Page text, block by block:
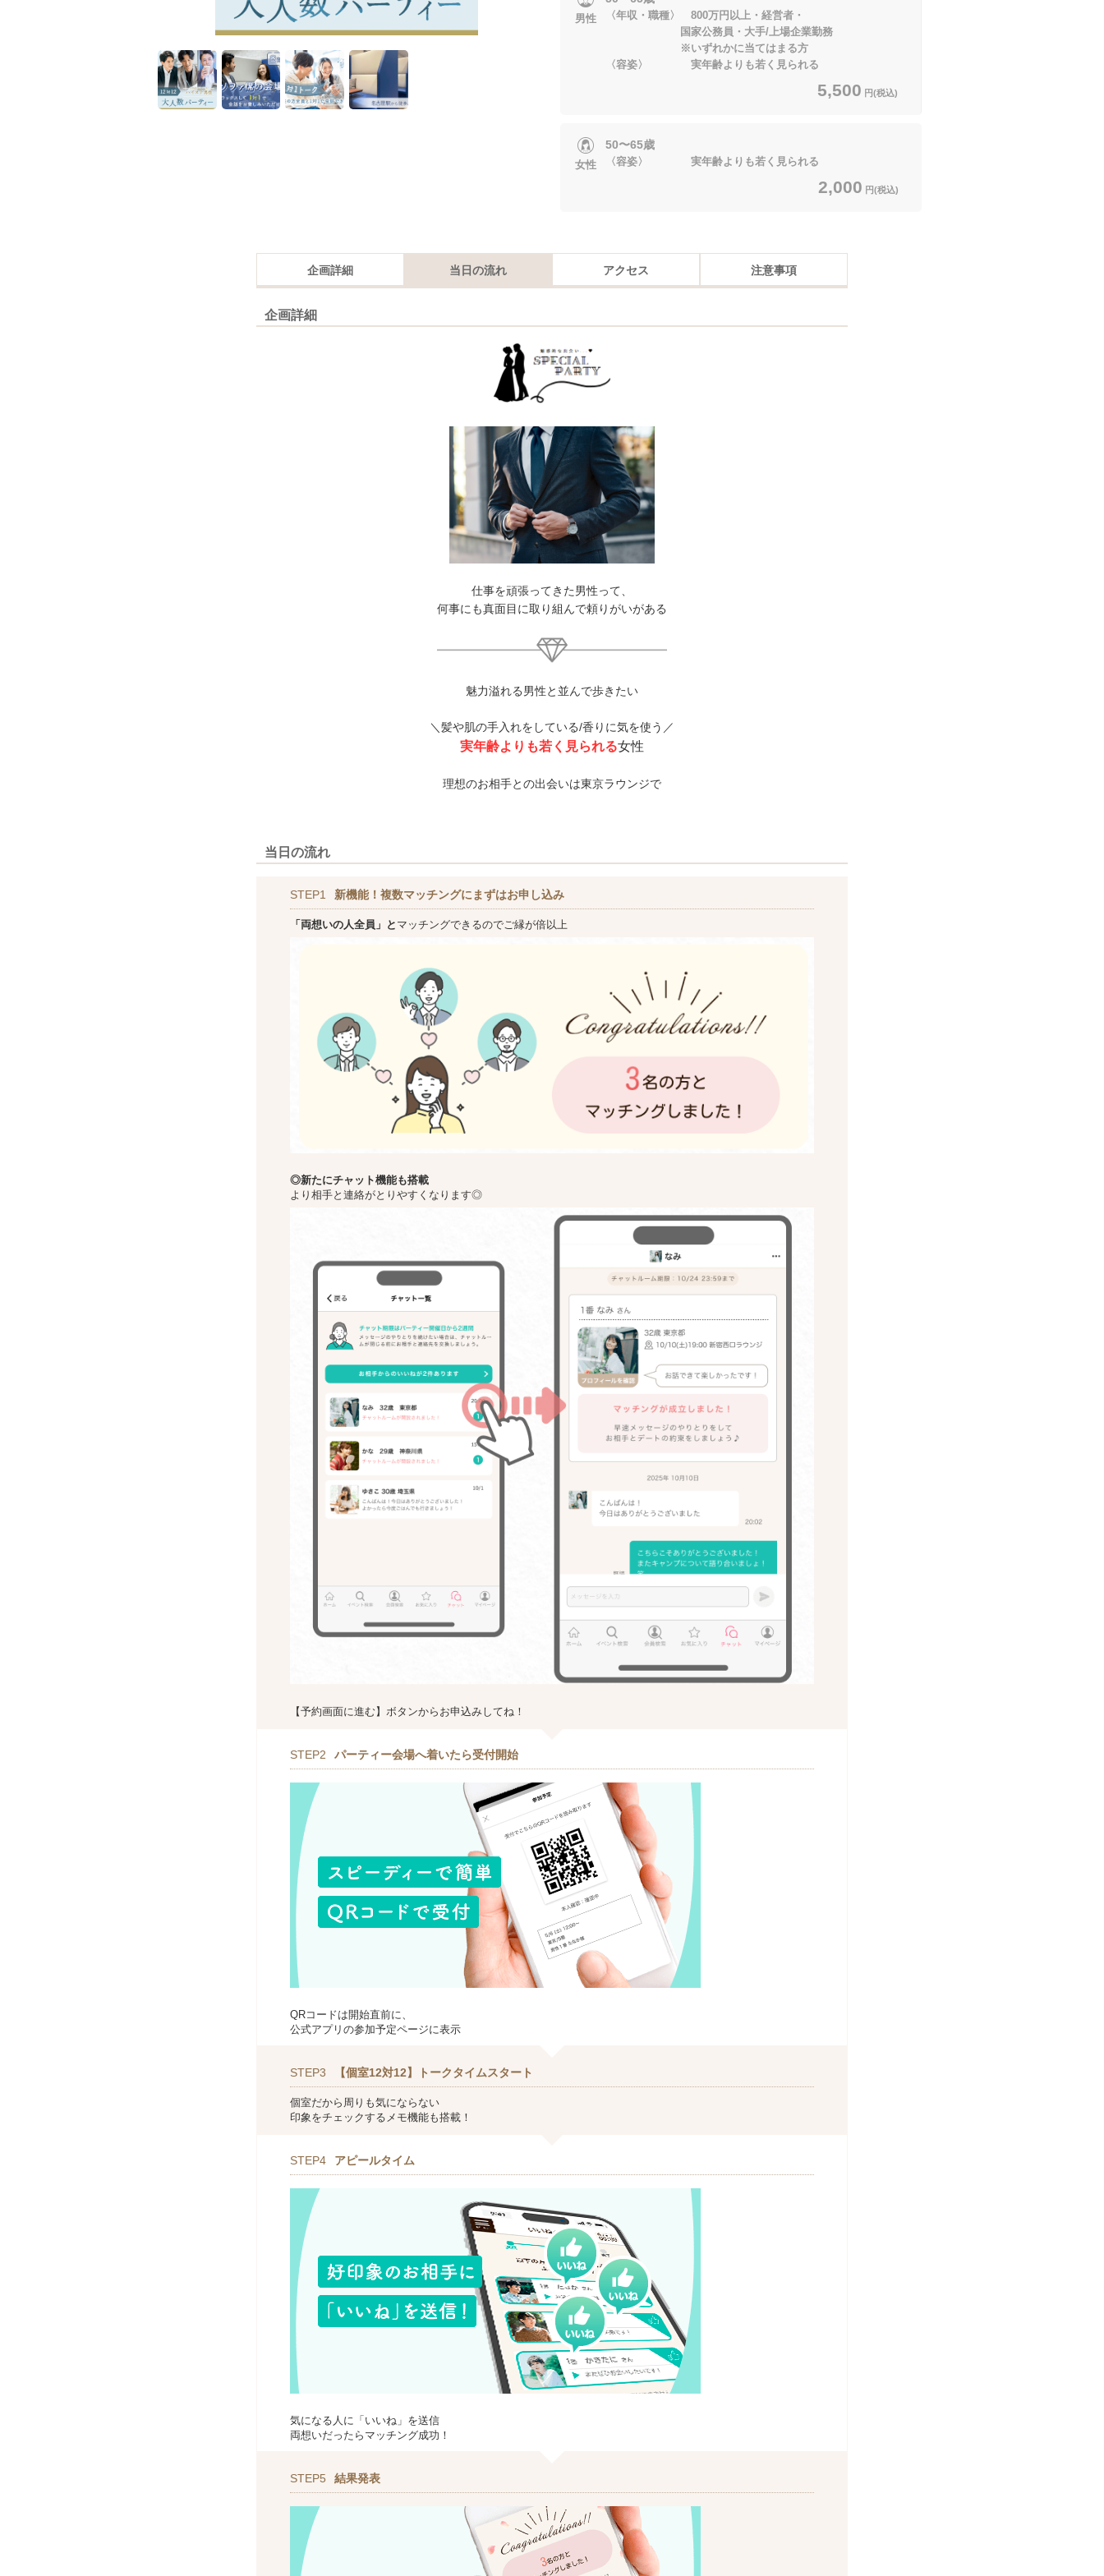
男性
〈年収・職種〉 800万円以上・経営者・
国家公務員・大手/上場企業勤務
※いずれかに当てはまる方
〈容姿〉 実年齢よりも若く見られる
5,500 円(税込)
女性
50〜65歳
〈容姿〉 実年齢よりも若く見られる
2,000 円(税込)
企画詳細 当日の流れ アクセス 注意事項
企画詳細
仕事を頑張ってきた男性って、
何事にも真面目に取り組んで頼りがいがある
魅力溢れる男性と並んで歩きたい
＼髪や肌の手入れをしている/香りに気を使う／
実年齢よりも若く見られる女性
理想のお相手との出会いは東京ラウンジで
当日の流れ
STEP1 新機能！複数マッチングにまずはお申し込み
「両想いの人全員」と マッチングできるのでご縁が倍以上
◎新たにチャット機能も搭載
より相手と連絡がとりやすくなります◎
【予約画面に進む】ボタンからお申込みしてね！
STEP2 パーティー会場へ着いたら受付開始
QRコードは開始直前に、
公式アプリの参加予定ページに表示
STEP3 【個室12対12】トークタイムスタート
個室だから周りも気にならない
印象をチェックするメモ機能も搭載！
STEP4 アピールタイム
気になる人に「いいね」を送信
両想いだったらマッチング成功！
STEP5 結果発表